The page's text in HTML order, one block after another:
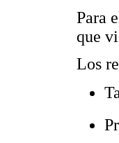
Para
que
Los